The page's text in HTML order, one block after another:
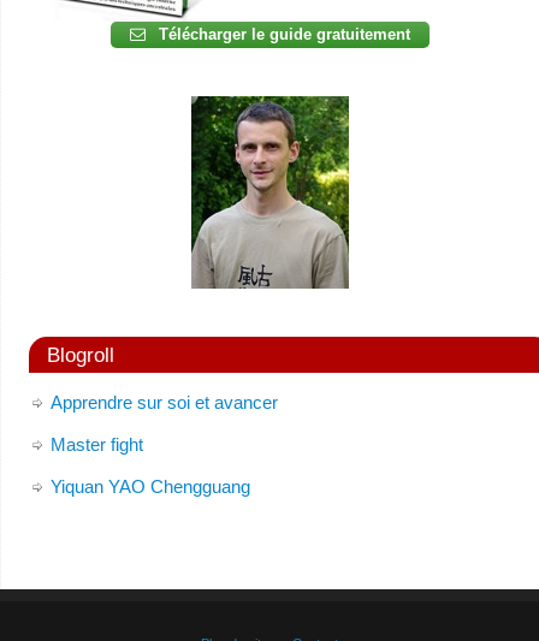
Télécharger le guide gratuitement
Blogroll
Apprendre sur soi et avancer
Master fight
Yiquan YAO Chengguang